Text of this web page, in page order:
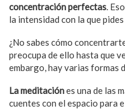
concentración perfectas.
la intensidad con la que
¿No sabes cómo
preocupa de ello hasta que
embargo, hay varias formas
La meditaciónes una de las
cuentes con el espacio para